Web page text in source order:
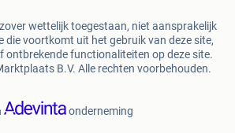
wettelijk toegestaan, niet aansprakelijk
die voortkomt uit het gebruik van deze site,
ontbrekende functionaliteiten op deze site.
B.V. Alle rechten voorbehouden.
onderneming